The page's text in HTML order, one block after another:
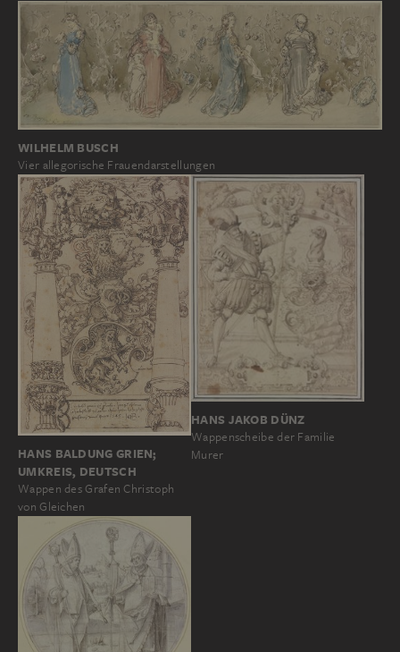
WILHELM BUSCH
Vier allegorische Frauendarstellungen
HANS BALDUNG GRIEN;
UMKREIS, DEUTSCH
Wappen des Grafen Christoph
von Gleichen
HANS JAKOB DÜNZ
Wappenscheibe der Familie
Murer